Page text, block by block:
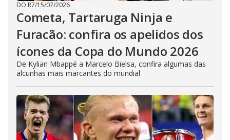
DO R7/15/07/2026
Cometa, Tartaruga Ninja e
Furacão: confira os apelidos dos
ícones da Copa do Mundo 2026
De Kylian Mbappé a Marcelo Bielsa, confira algumas das
alcunhas mais marcantes do mundial